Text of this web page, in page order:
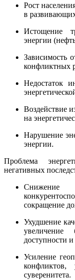
Рост
в
Истощение
энергии
Зависимость
конфликтных
Недостаток
Воздействие
на
Нарушение
энергии.
Проблема
негативных
сокращение
Ухудшение
увеличение
доступности и
Усиление
конфликтов,
суверенитета.